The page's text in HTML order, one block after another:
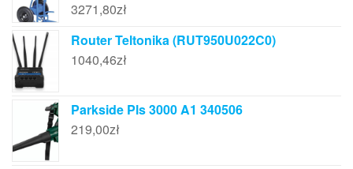
3271,80zł
Router Teltonika (RUT950U022C0)
1040,46zł
Parkside Pls 3000 A1 340506
219,00zł